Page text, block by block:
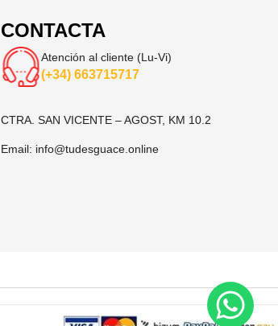
CONTACTA
Atención al cliente (Lu-Vi)
(+34) 663715717
CTRA. SAN VICENTE – AGOST, KM 10.2
Email: info@tudesguace.online